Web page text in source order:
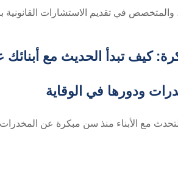
والمتخصص في تقديم الاستشارات القانونية
كيف تبدأ الحديث مع
ودورها في الوقاية
التحدث مع الأبناء منذ سن مبكرة عن